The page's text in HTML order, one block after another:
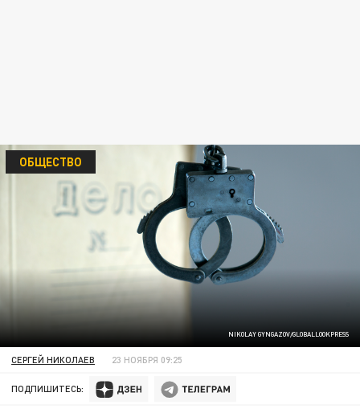
NIKOLAY GYNGAZOV/GLOBALLOOKPRESS
ОБЩЕСТВО
СЕРГЕЙ НИКОЛАЕВ 23 НОЯБРЯ 09:25
ПОДПИШИТЕСЬ: